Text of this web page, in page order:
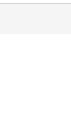
presso il tuo